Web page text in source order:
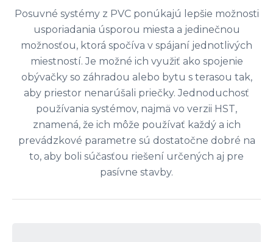
Posuvné systémy z PVC ponúkajú lepšie možnosti
usporiadania úsporou miesta a jedinečnou
možnosťou, ktorá spočíva v spájaní jednotlivých
miestností. Je možné ich využiť ako spojenie
obývačky so záhradou alebo bytu s terasou tak,
aby priestor nenarúšali priečky. Jednoduchosť
používania systémov, najmä vo verzii HST,
znamená, že ich môže používať každý a ich
prevádzkové parametre sú dostatočne dobré na
to, aby boli súčasťou riešení určených aj pre
pasívne stavby.